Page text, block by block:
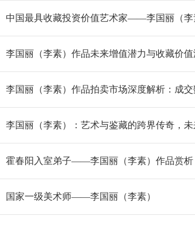
中国最具收藏投资价值艺术家——李国丽（李
李国丽（李素）作品未来增值潜力与收藏价
李国丽（李素）作品拍卖市场深度解析：成
李国丽（李素）：艺术与鉴藏的跨界传奇，未
霍春阳入室弟子——李国丽（李素）作品赏析
国家一级美术师——李国丽（李素）